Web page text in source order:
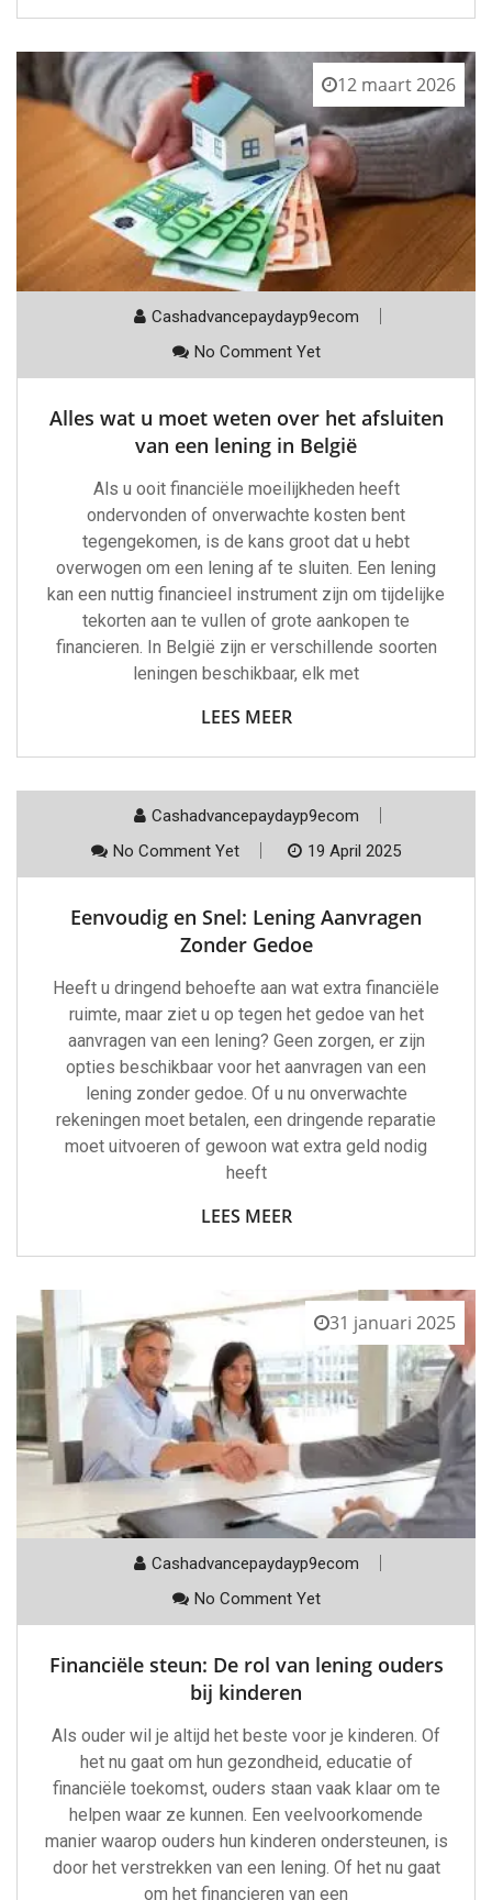
12 maart 2026
Cashadvancepaydayp9ecom
No Comment Yet
Alles wat u moet weten over het afsluiten
van een lening in België
Als u ooit financiële moeilijkheden heeft
ondervonden of onverwachte kosten bent
tegengekomen, is de kans groot dat u hebt
overwogen om een lening af te sluiten. Een lening
kan een nuttig financieel instrument zijn om tijdelijke
tekorten aan te vullen of grote aankopen te
financieren. In België zijn er verschillende soorten
leningen beschikbaar, elk met
LEES MEER
Cashadvancepaydayp9ecom
No Comment Yet
19 April 2025
Eenvoudig en Snel: Lening Aanvragen
Zonder Gedoe
Heeft u dringend behoefte aan wat extra financiële
ruimte, maar ziet u op tegen het gedoe van het
aanvragen van een lening? Geen zorgen, er zijn
opties beschikbaar voor het aanvragen van een
lening zonder gedoe. Of u nu onverwachte
rekeningen moet betalen, een dringende reparatie
moet uitvoeren of gewoon wat extra geld nodig
heeft
LEES MEER
31 januari 2025
Cashadvancepaydayp9ecom
No Comment Yet
Financiële steun: De rol van lening ouders
bij kinderen
Als ouder wil je altijd het beste voor je kinderen. Of
het nu gaat om hun gezondheid, educatie of
financiële toekomst, ouders staan vaak klaar om te
helpen waar ze kunnen. Een veelvoorkomende
manier waarop ouders hun kinderen ondersteunen, is
door het verstrekken van een lening. Of het nu gaat
om het financieren van een